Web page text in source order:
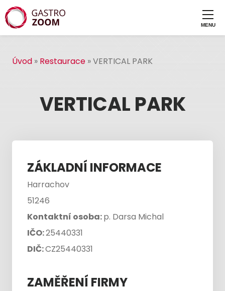
Úvod » Restaurace »VERTICAL PARK
VERTICAL PARK
ZÁKLADNÍ INFORMACE
Harrachov
51246
Kontaktní osoba:p. Darsa Michal
IČO:25440331
DIČ:CZ25440331
ZAMĚŘENÍ FIRMY